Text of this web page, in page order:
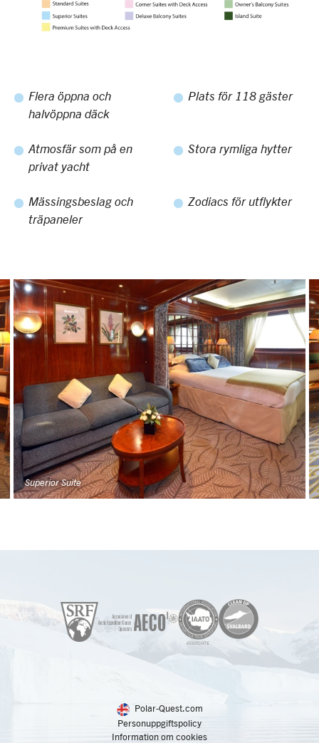
Flera öppna och
halvöppna däck
Plats för 118 gäster
Atmosfär som på en
privat yacht
Stora rymliga hytter
Mässingsbeslag och
träpaneler
Zodiacs för utflykter
Superior Suite
Polar-Quest.com
Personuppgiftspolicy
Information om cookies